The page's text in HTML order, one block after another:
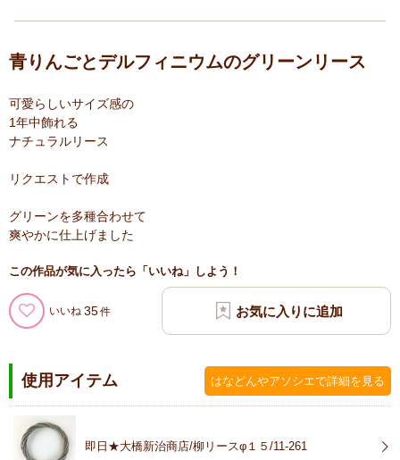
青りんごとデルフィニウムのグリーンリース
可愛らしいサイズ感の
1年中飾れる
ナチュラルリース
リクエストで作成
グリーンを多種合わせて
爽やかに仕上げました
この作品が気に入ったら「いいね」しよう！
いいね 35
使用アイテム はなどんやアソシエで詳細を見る
即日★大橋新治商店/柳リースφ１５/11-261